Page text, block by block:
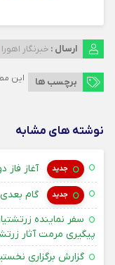
ارسال : خبرنگار اهورا
برچسب ها این
نوشته های مشابه
جدید آغاز فاز
جدید گام
سفر نماینده
پیگیری مرمت آثار
گزارش برگزاری